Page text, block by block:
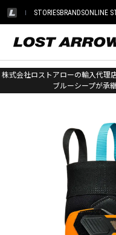
STORIESBRANDSONLINE
株式会社ロストアローの輸入代理
ブルーシープが承
ホーム > スカルパ > ウィンタ